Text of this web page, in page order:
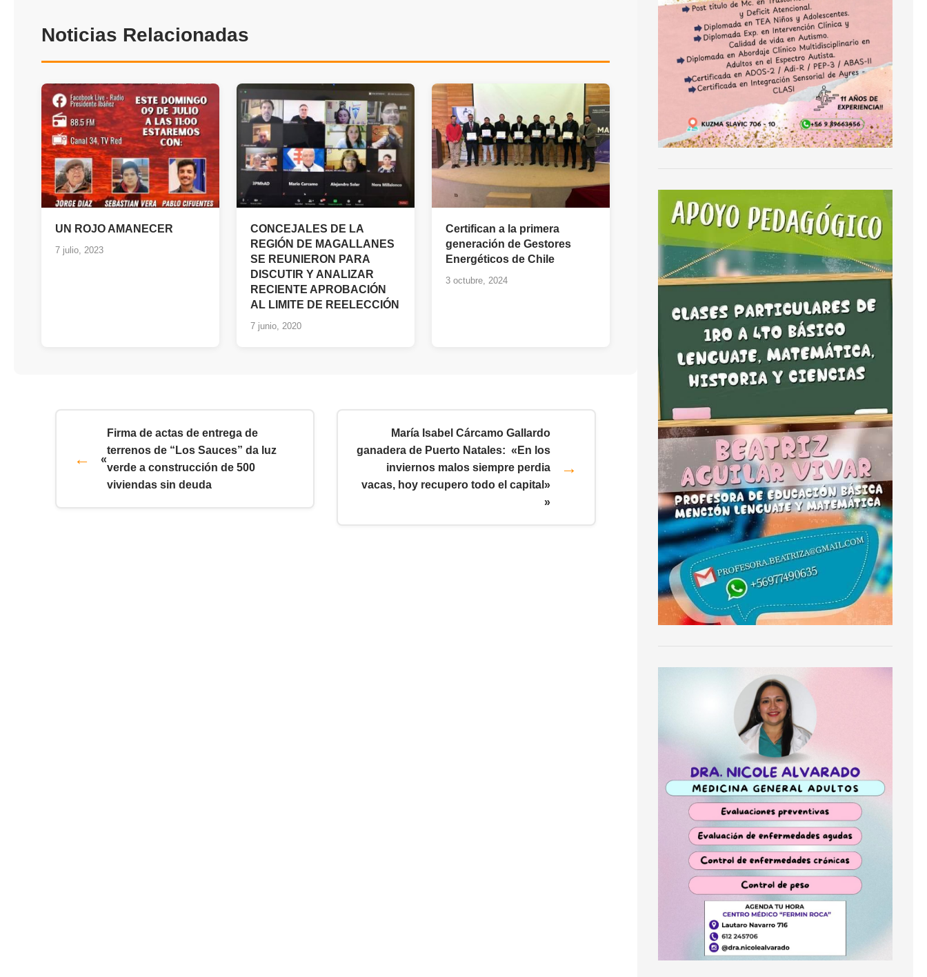
Noticias Relacionadas
UN ROJO AMANECER
7 julio, 2023
CONCEJALES DE LA
REGIÓN DE MAGALLANES
SE REUNIERON PARA
DISCUTIR Y ANALIZAR
RECIENTE APROBACIÓN
AL LIMITE DE REELECCIÓN
7 junio, 2020
Certifican a la primera
generación de Gestores
Energéticos de Chile
3 octubre, 2024
«
Firma de actas de entrega de
terrenos de “Los Sauces” da luz
verde a construcción de 500
viviendas sin deuda
María Isabel Cárcamo Gallardo
ganadera de Puerto Natales: «En los
inviernos malos siempre perdia
vacas, hoy recupero todo el capital»
»